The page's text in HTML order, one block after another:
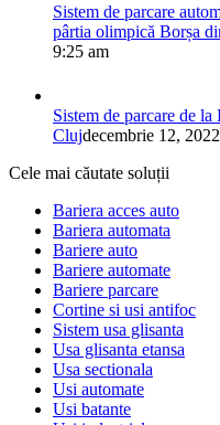
Sistem de parcare
pârtia olimpică Borșa
9:25 am
Sistem de parcare de
Clujdecembrie 12,
Cele mai căutate soluții
Bariera acces auto
Bariera automata
Bariere auto
Bariere automate
Bariere parcare
Cortine si usi antifoc
Sistem usa glisanta
Usa glisanta etansa
Usa sectionala
Usi automate
Usi batante